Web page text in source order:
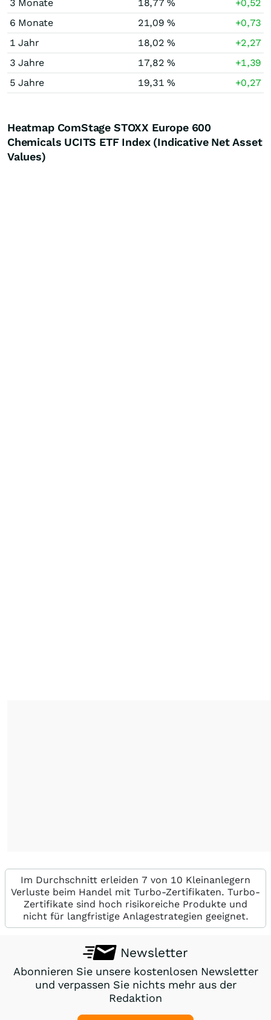
3 Monate 18,77 %
+0,52
6 Monate
21,09 %
+0,73
1 Jahr
18,02 %
+2,27
3 Jahre
17,82 %
+1,39
5 Jahre
19,31 % +0,27
Heatmap ComStage STOXX Europe 600
Chemicals UCITS ETF Index (Indicative Net Asset
Values)
Im Durchschnitt erleiden 7 von 10 Kleinanlegern
Verluste beim Handel mit Turbo-Zertifikaten. Turbo-
Zertifikate sind hoch risikoreiche Produkte und
nicht für langfristige Anlagestrategien geeignet.
Newsletter
Abonnieren Sie unsere kostenlosen Newsletter
und verpassen Sie nichts mehr aus der
Redaktion